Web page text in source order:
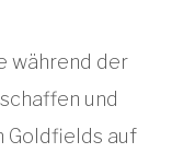
während der
und
Goldfields auf